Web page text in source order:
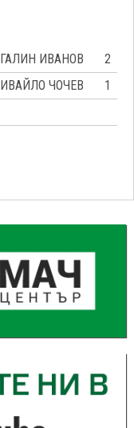
ГАЛИН ИВАНОВ
2
ИВАЙЛО ЧОЧЕВ
1